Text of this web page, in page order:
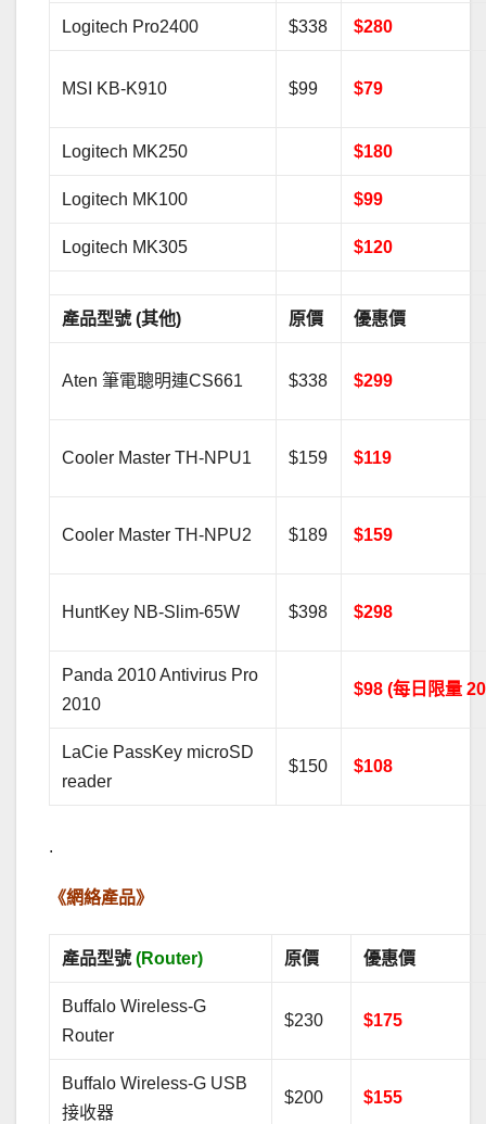
Logitech Pro2400 $338 $280
MSI KB-K910 $99 $79
Logitech MK250 $180
Logitech MK100 $99
Logitech MK305 $120
產品型號 (其他) 原價 優惠價
Aten 筆電聰明連CS661 $338 $299
Cooler Master TH-NPU1 $159 $119
Cooler Master TH-NPU2 $189 $159
HuntKey NB-Slim-65W $398 $298
Panda 2010 Antivirus Pro
2010
$98 (每日限量
LaCie PassKey microSD
reader
$150 $108
.
《網絡產品》
產品型號(Router) 原價 優惠價
Buffalo Wireless-G
Router
$230 $175
Buffalo Wireless-G USB
接收器
$200 $155